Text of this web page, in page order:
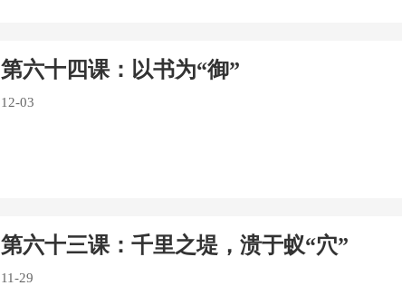
第六十四课：以书为“御”
12-03
第六十三课：千里之堤，溃于蚁“穴”
11-29